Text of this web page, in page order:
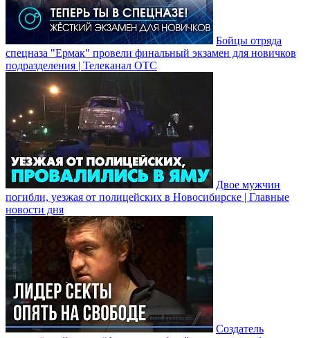
Бойцы отряда
спецназа "Ермак" провели финальный экзамен для новичков
подразделения | Телеканал ОТС
Двое мужчин
погибли, уезжая от полицейских в Новосибирске | Главные
новости дня
Создатель